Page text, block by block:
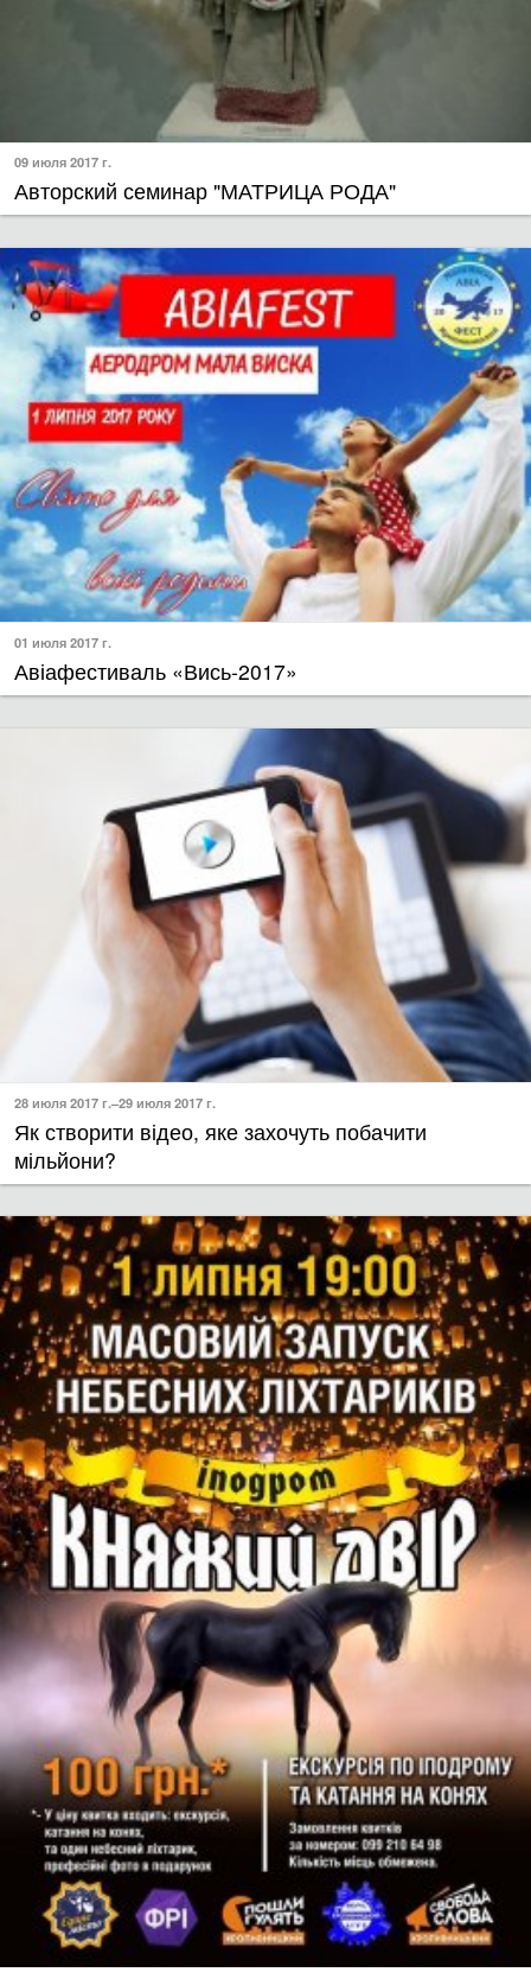
09 июля 2017 г.
Авторский семинар "МАТРИЦА РОДА"
01 июля 2017 г.
Авіафестиваль «Вись-2017»
28 июля 2017 г.–29 июля 2017 г.
Як створити відео, яке захочуть побачити
мільйони?
01 июля 2017 г.